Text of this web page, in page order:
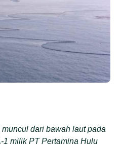
dari bawah laut pada
1 milik PT Pertamina Hulu